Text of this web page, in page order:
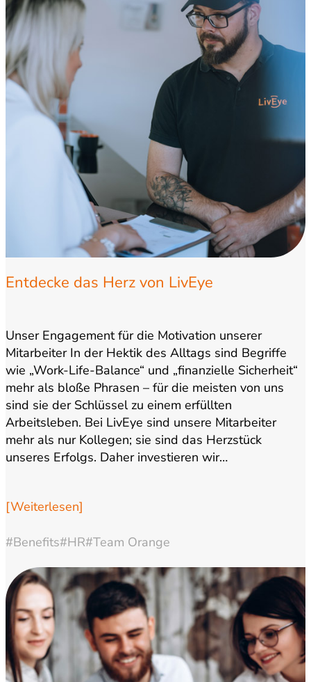
Entdecke das Herz von LivEye
Unser Engagement für die Motivation unserer
Mitarbeiter In der Hektik des Alltags sind Begriffe
wie „Work-Life-Balance“ und „finanzielle Sicherheit“
mehr als bloße Phrasen – für die meisten von uns
sind sie der Schlüssel zu einem erfüllten
Arbeitsleben. Bei LivEye sind unsere Mitarbeiter
mehr als nur Kollegen; sie sind das Herzstück
unseres Erfolgs. Daher investieren wir…
[Weiterlesen]
#Benefits#HR#Team Orange